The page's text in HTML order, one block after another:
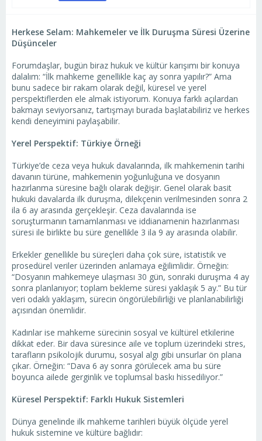
a
t
a
r
i
Herkese Selam: Mahkemeler ve İlk Duruşma Süresi Üzerine
Düşünceler
Forumdaşlar, bugün biraz hukuk ve kültür karışımı bir konuya
dalalım: “İlk mahkeme genellikle kaç ay sonra yapılır?” Ama
bunu sadece bir rakam olarak değil, küresel ve yerel
perspektiflerden ele almak istiyorum. Konuya farklı açılardan
bakmayı seviyorsanız, tartışmayı burada başlatabiliriz ve herkes
kendi deneyimini paylaşabilir.
Yerel Perspektif: Türkiye Örneği
Türkiye’de ceza veya hukuk davalarında, ilk mahkemenin tarihi
davanın türüne, mahkemenin yoğunluğuna ve dosyanın
hazırlanma süresine bağlı olarak değişir. Genel olarak basit
hukuki davalarda ilk duruşma, dilekçenin verilmesinden sonra 2
ila 6 ay arasında gerçekleşir. Ceza davalarında ise
soruşturmanın tamamlanması ve iddianamenin hazırlanması
süresi ile birlikte bu süre genellikle 3 ila 9 ay arasında olabilir.
Erkekler genellikle bu süreçleri daha çok süre, istatistik ve
prosedürel veriler üzerinden anlamaya eğilimlidir. Örneğin:
“Dosyanın mahkemeye ulaşması 30 gün, sonraki duruşma 4 ay
sonra planlanıyor; toplam bekleme süresi yaklaşık 5 ay.” Bu tür
veri odaklı yaklaşım, sürecin öngörülebilirliği ve planlanabilirliği
açısından önemlidir.
Kadınlar ise mahkeme sürecinin sosyal ve kültürel etkilerine
dikkat eder. Bir dava süresince aile ve toplum üzerindeki stres,
tarafların psikolojik durumu, sosyal algı gibi unsurlar ön plana
çıkar. Örneğin: “Dava 6 ay sonra görülecek ama bu süre
boyunca ailede gerginlik ve toplumsal baskı hissediliyor.”
Küresel Perspektif: Farklı Hukuk Sistemleri
Dünya genelinde ilk mahkeme tarihleri büyük ölçüde yerel
hukuk sistemine ve kültüre bağlıdır: